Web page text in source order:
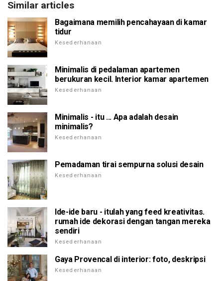
Similar articles
Bagaimana memilih pencahayaan di kamar
tidur
Kesederhanaan
Minimalis di pedalaman apartemen
berukuran kecil. Interior kamar apartemen
Kesederhanaan
Minimalis - itu ... Apa adalah desain
minimalis?
Kesederhanaan
Pemadaman tirai sempurna solusi desain
Kesederhanaan
Ide-ide baru - itulah yang feed kreativitas.
rumah ide dekorasi dengan tangan mereka
sendiri
Kesederhanaan
Gaya Provencal di interior: foto, deskripsi
Kesederhanaan